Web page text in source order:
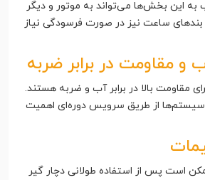
این بخش‌ها می‌تواند به موتور و دیگر
ساعت نیز در صورت فرسودگی نیاز
مقاومت در برابر ضربه
مقاومت بالا در برابر آب و ضربه هستند.
سیستم‌ها از طریق سرویس دوره‌ای اهمیت
است پس از استفاده طولانی دچار گیر